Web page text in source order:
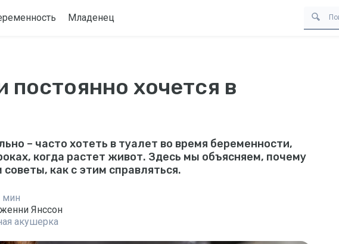
Младенец
постоянно хочется в
– часто хотеть в туалет во время беременности,
когда растет живот. Здесь мы объясняем, почему
как с этим справляться.
мин
Янссон
акушерка